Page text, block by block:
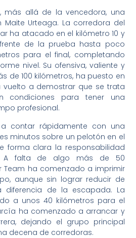
más allá de la vencedora, una
Urteaga. La corredora del
ha atacado en el kilómetro 10 y
de la prueba hasta poco
para el final, completando
nivel. Su ofensiva, valiente y
de 100 kilómetros, ha puesto en
a demostrar que se trata
condiciones para tener una
profesional.
contar rápidamente con una
minutos sobre un pelotón en el
forma clara la responsabilidad
A falta de algo más de 50
Team ha comenzado a imprimir
aunque sin lograr reducir de
diferencia de la escapada. La
a unos 40 kilómetros para el
ha comenzado a arrancar y
dejando el grupo principal
decena de corredoras.